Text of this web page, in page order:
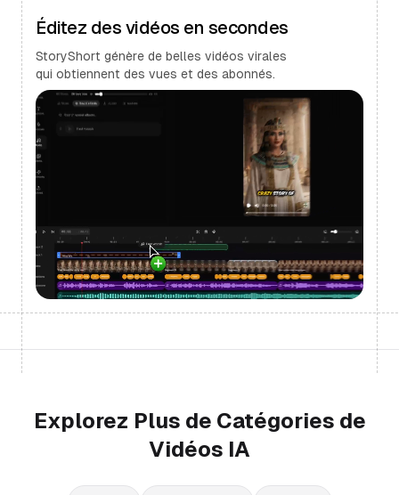
Éditez des vidéos en secondes
StoryShort génère de belles vidéos virales
qui obtiennent des vues et des abonnés.
Explorez Plus de Catégories de
Vidéos IA